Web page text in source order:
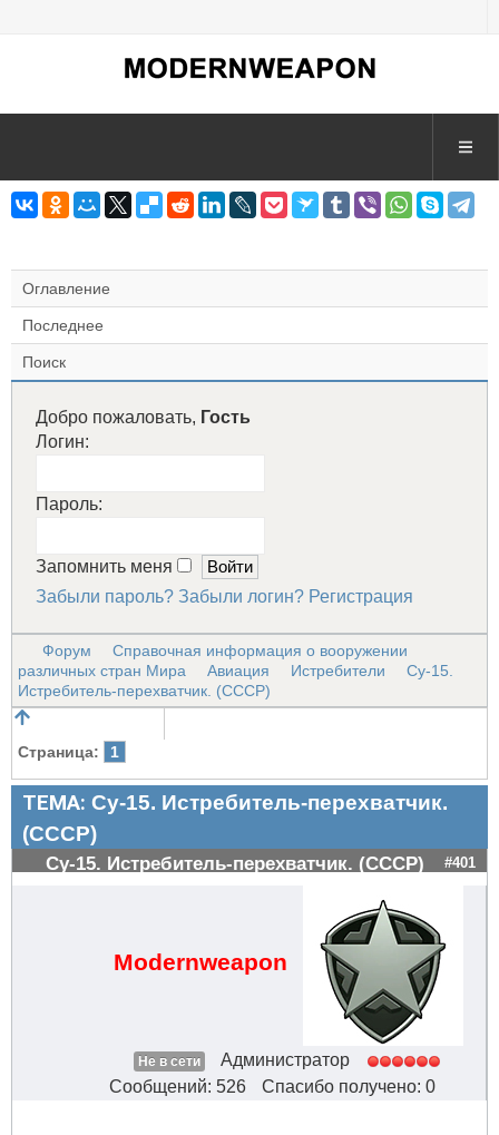
Оглавление
Последнее
Поиск
Добро пожаловать, Гость
Логин:
Пароль:
Запомнить меня
Забыли пароль? Забыли логин? Регистрация
Форум
Справочная информация о вооружении
различных стран Мира
Авиация Истребители
Су-15.
Истребитель-перехватчик. (СССР)
Страница: 1
ТЕМА: Су-15. Истребитель-перехватчик.
(СССР)
Су-15. Истребитель-перехватчик. (СССР) #401
Modernweapon
Не в сети
Администратор
Сообщений: 526
Спасибо получено: 0